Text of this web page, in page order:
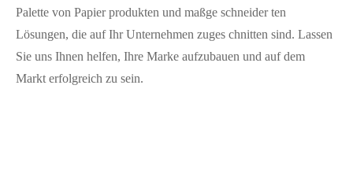
Palette von Papier produkten und maßge schneider ten
Lösungen, die auf Ihr Unternehmen zuges chnitten sind. Lassen
Sie uns Ihnen helfen, Ihre Marke aufzubauen und auf dem
Markt erfolgreich zu sein.